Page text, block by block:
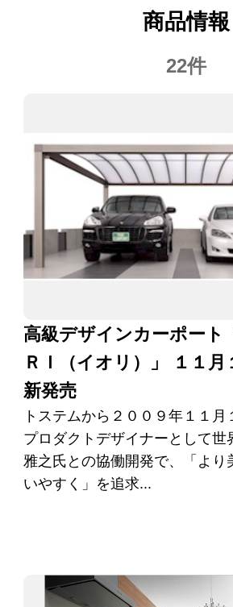
商品情報
22件
高級デザインカーポート
ＲＩ（イオリ）」 １１月
新発売
トステムから２００９年１１月
プロダクトデザイナーとして世
雅之氏との協働開発で、「より
いやすく」を追求...